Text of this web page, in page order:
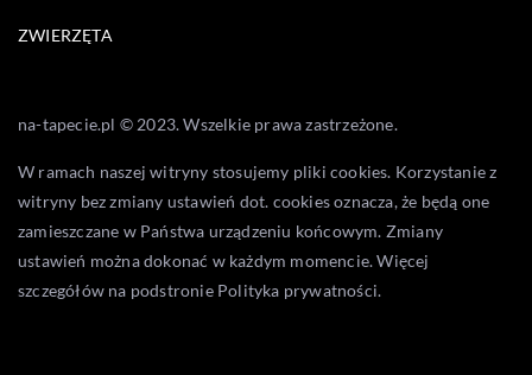
ZWIERZĘTA
na-tapecie.pl © 2023. Wszelkie prawa zastrzeżone.
W ramach naszej witryny stosujemy pliki cookies. Korzystanie z
witryny bez zmiany ustawień dot. cookies oznacza, że będą one
zamieszczane w Państwa urządzeniu końcowym. Zmiany
ustawień można dokonać w każdym momencie. Więcej
szczegółów na podstronie Polityka prywatności.